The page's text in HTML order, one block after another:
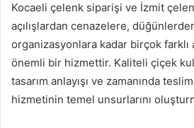
Kocaeli çelenk siparişi ve İzmit
açılışlardan cenazelere,
organizasyonlara kadar birçok farklı
önemli bir hizmettir. Kaliteli çiçek
tasarım anlayışı ve zamanında
hizmetinin temel unsurlarını